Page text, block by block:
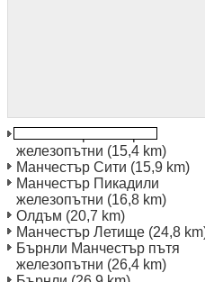
железопътни (15,4 km)
Манчестър Сити (15,9 km)
Манчестър Пикадили
железопътни (16,8 km)
Олдъм (20,7 km)
Манчестър Летище (24,8
Бърнли Манчестър пътя
железопътни (26,4 km)